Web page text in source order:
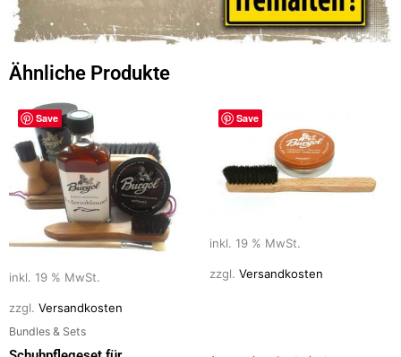
Ähnliche Produkte
Save
inkl. 19 % MwSt.
zzgl. Versandkosten
Bundles & Sets
Save
inkl. 19 % MwSt.
zzgl. Versandkosten